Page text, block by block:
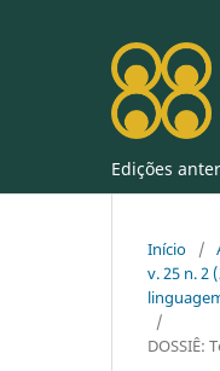
Edições
Início /
v. 25 n. 2
/
DOSSIÊ: